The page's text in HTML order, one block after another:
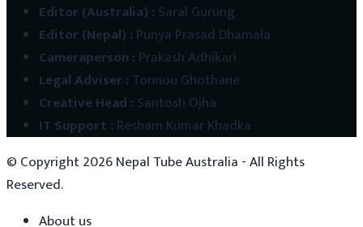
Editor (Australia) : Saral Gurung
Editor (Nepal) : Punya Prasad Dhamala
Cameraperson : Prakash Adhikari
Legal Adviser: Tonnou Ghothane
Creative Head : Santosh Ojha
IT Support : Resham Kumar Khadka
© Copyright2026Nepal Tube Australia - All Rights
Reserved.
About us